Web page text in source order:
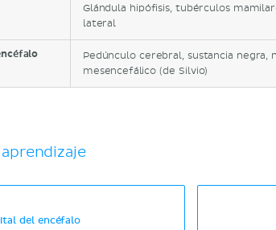
Glándula hipófisis, tubérculos
lateral
Pedúnculo cerebral, sustancia negra,
mesencefálico (de Silvio)
del encéfalo